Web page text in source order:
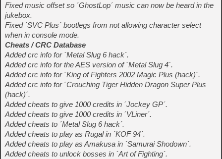
Fixed music offset so ´GhostLop´ music can now be heard in the
jukebox.
Fixed ´SVC Plus´ bootlegs from not allowing character select
when in console mode.
Cheats / CRC Database
Added crc info for ´Metal Slug 6 hack´.
Added crc info for the AES version of ´Metal Slug 4´.
Added crc info for ´King of Fighters 2002 Magic Plus (hack)´.
Added crc info for ´Crouching Tiger Hidden Dragon Super Plus
(hack)´.
Added cheats to give 1000 credits in ´Jockey GP´.
Added cheats to give 1000 credits in ´VLiner´.
Added cheats to ´Metal Slug 6 hack´.
Added cheats to play as Rugal in ´KOF 94´.
Added cheats to play as Amakusa in ´Samurai Shodown´.
Added cheats to unlock bosses in ´Art of Fighting´.